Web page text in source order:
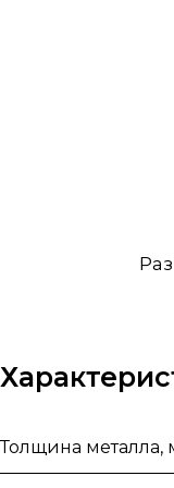
Размер
Толщина металла,